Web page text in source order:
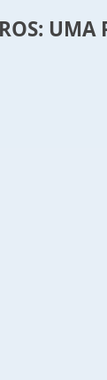
UMA